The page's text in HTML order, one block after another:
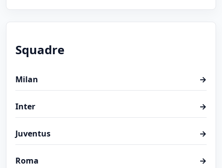
Squadre
Milan →
Inter →
Juventus →
Roma →